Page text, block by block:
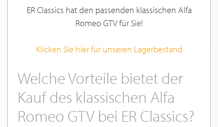
ER Classics hat den passenden klassischen Alfa
Romeo GTV für Sie!
Klicken Sie hier für unseren Lagerbestand
Welche Vorteile bietet der
Kauf des klassischen Alfa
Romeo GTV bei ER Classics?